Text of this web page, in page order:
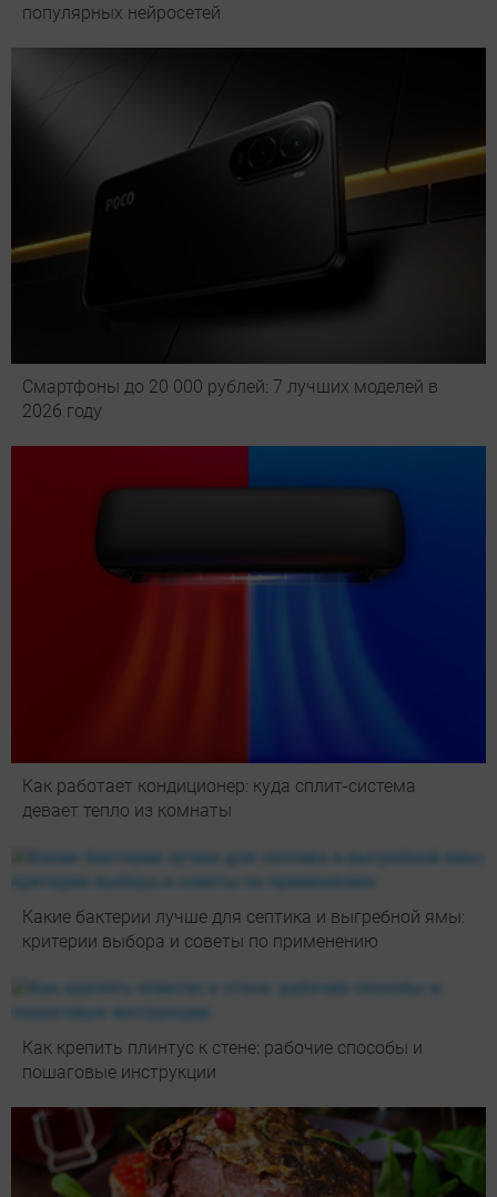
популярных нейросетей
Смартфоны до 20 000 рублей: 7 лучших моделей в
2026 году
Как работает кондиционер: куда сплит-система
девает тепло из комнаты
Какие бактерии лучше для септика и выгребной ямы:
критерии выбора и советы по применению
Как крепить плинтус к стене: рабочие способы и
пошаговые инструкции